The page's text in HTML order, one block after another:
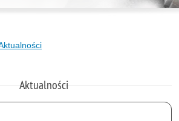
Aktualności